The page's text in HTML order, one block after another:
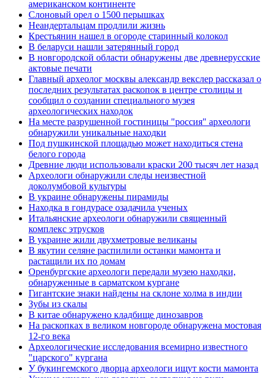
американском континенте
Слоновый орел о 1500 перышках
Неандертальцам продлили жизнь
Крестьянин нашел в огороде старинный колокол
В беларуси нашли затерянный город
В новгородской области обнаружены две древнерусские
актовые печати
Главный археолог москвы александр векслер рассказал о
последних результатах раскопок в центре столицы и
сообщил о создании специального музея
археологических находок
На месте разрушенной гостиницы "россия" археологи
обнаружили уникальные находки
Под пушкинской площадью может находиться стена
белого города
Древние люди использовали краски 200 тысяч лет назад
Археологи обнаружили следы неизвестной
доколумбовой культуры
В украине обнаружены пирамиды
Находка в гондурасе озадачила ученых
Итальянские археологи обнаружили священный
комплекс этрусков
В украине жили двухметровые великаны
В якутии селяне распилили останки мамонта и
растащили их по домам
Оренбургские археологи передали музею находки,
обнаруженные в сарматском кургане
Гигантские знаки найдены на склоне холма в индии
Зубы из скалы
В китае обнаружено кладбище динозавров
На раскопках в великом новгороде обнаружена мостовая
12-го века
Археологические исследования всемирно известного
"царского" кургана
У букингемского дворца археологи ищут кости мамонта